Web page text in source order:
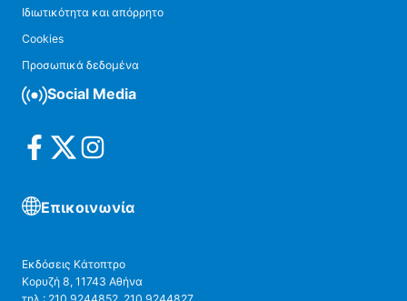
Ιδιωτικότητα και απόρρητο
Cookies
Προσωπικά δεδομένα
Social Media
Επικοινωνία
Εκδόσεις Κάτοπτρο
Κορυζή 8, 11743 Αθήνα